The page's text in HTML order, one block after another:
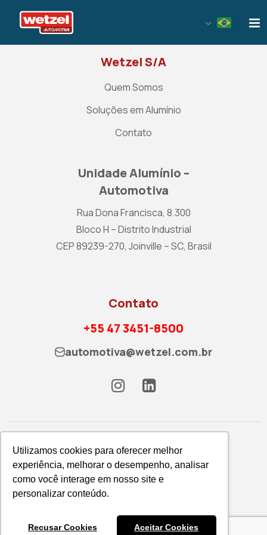
Utilizamos cookies para oferecer melhor
experiência, melhorar o desempenho, analisar
como você interage em nosso site e
personalizar conteúdo.
Recusar Cookies Aceitar Cookies
Wetzel S/A
Quem Somos
Soluções em Alumínio
Contato
Unidade Alumínio –
Automotiva
Rua Dona Francisca, 8.300
Bloco H – Distrito Industrial
CEP 89239-270, Joinville – SC, Brasil
Contato
+55 47 3451-8500
automotiva@wetzel.com.br
Política de Privacidade